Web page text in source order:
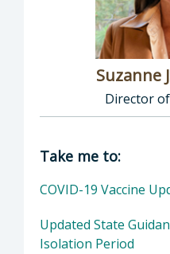
Suzanne
Director
Director of
Take me to:
COVID-19 Vaccine
Updated State
Isolation Period